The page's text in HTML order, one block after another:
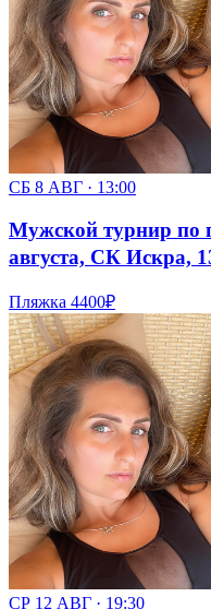
СБ 8 АВГ · 13:00
Мужской турнир по
августа, СК Искра,
Пляжка 4400₽
СР 12 АВГ · 19:30